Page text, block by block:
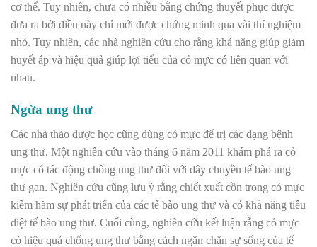
cơ thể. Tuy nhiên, chưa có nhiều bằng chứng thuyết phục được
đưa ra bởi điều này chỉ mới được chứng minh qua vài thí nghiệm
nhỏ. Tuy nhiên, các nhà nghiên cứu cho rằng khả năng giúp giảm
huyết áp và hiệu quả giúp lợi tiểu của cỏ mực có liên quan với
nhau.
Ngừa ung thư
Các nhà thảo dược học cũng dùng cỏ mực để trị các dạng bệnh
ung thư. Một nghiên cứu vào tháng 6 năm 2011 khám phá ra cỏ
mực có tác động chống ung thư đối với dây chuyền tế bào ung
thư gan. Nghiên cứu cũng lưu ý rằng chiết xuất cồn trong cỏ mực
kiềm hãm sự phát triển của các tế bào ung thư và có khả năng tiêu
diệt tế bào ung thư. Cuối cùng, nghiên cứu kết luận rằng cỏ mực
có hiệu quả chống ung thư bằng cách ngăn chặn sự sống của tế